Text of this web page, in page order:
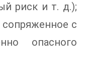
риск и т. д.);
с
опасного